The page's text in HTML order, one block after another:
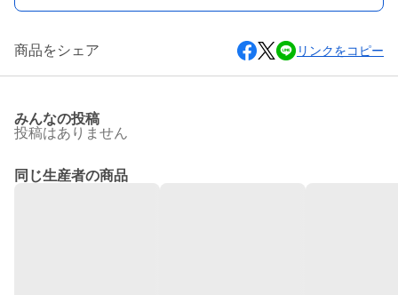
商品をシェア リンクをコピー
みんなの投稿
投稿はありません
同じ生産者の商品